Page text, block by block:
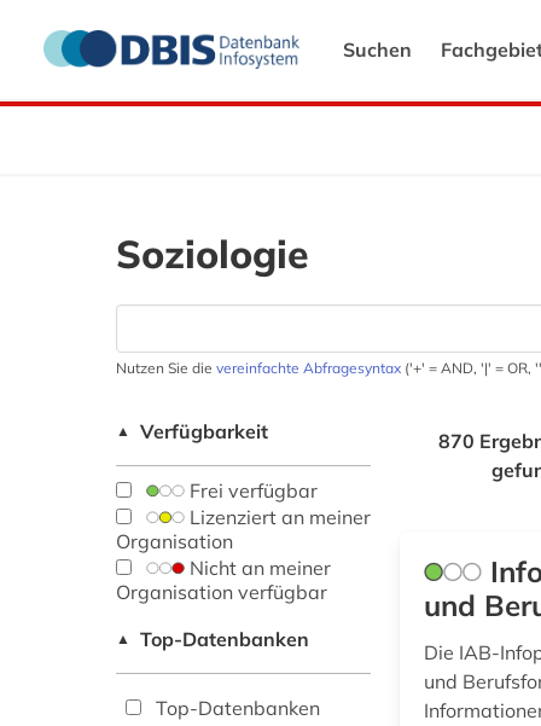
Suchen
Soziologie
Nutzen Sie die vereinfachte Abfragesyntax ('+' = AND, '|' = OR,
▲ Verfügbarkeit
Frei verfügbar
Lizenziert an meiner
Organisation
Nicht an meiner
Organisation verfügbar
▲ Top-Datenbanken
Top-Datenbanken
870
und
Die IAB-
und